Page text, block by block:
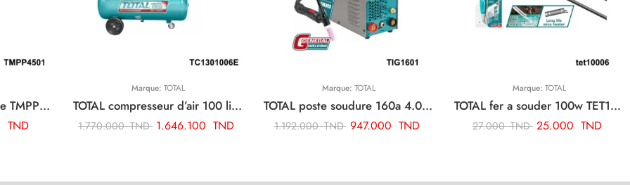
TOTAL pompe bicyclette TMPP4501
TND
Marque: TOTAL
TOTAL compresseur d’air 100 litres 3cv TC1301006E
1.770.000TND 1.646.100 TND
Marque: TOTAL
TOTAL poste soudure 160a 4.0 tig mma onduleur TIG1601
1.192.000TND 947.000 TND
Marque: TOTAL
TOTAL fer a souder 100w TET10006
27.000TND 25.000 TND